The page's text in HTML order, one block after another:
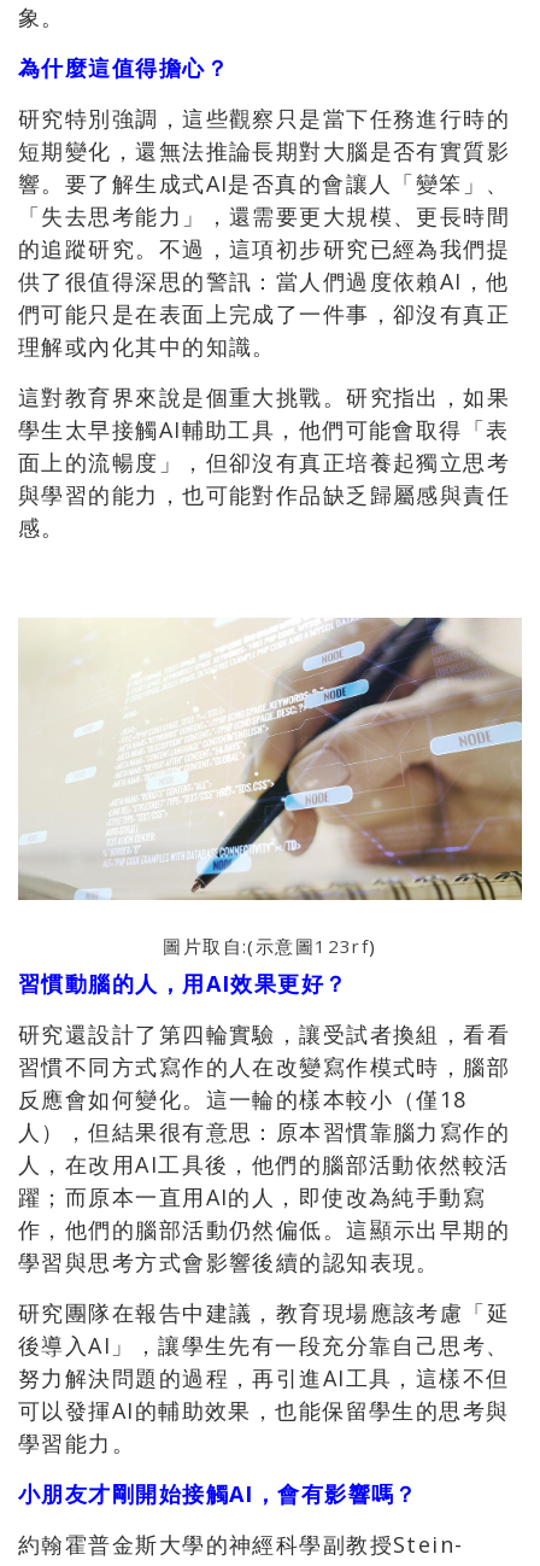
象。
為什麼這值得擔心？
研究特別強調，這些觀察只是當下任務進行時的
短期變化，還無法推論長期對大腦是否有實質影
響。要了解生成式AI是否真的會讓人「變笨」、
「失去思考能力」，還需要更大規模、更長時間
的追蹤研究。不過，這項初步研究已經為我們提
供了很值得深思的警訊：當人們過度依賴AI，他
們可能只是在表面上完成了一件事，卻沒有真正
理解或內化其中的知識。
這對教育界來說是個重大挑戰。研究指出，如果
學生太早接觸AI輔助工具，他們可能會取得「表
面上的流暢度」，但卻沒有真正培養起獨立思考
與學習的能力，也可能對作品缺乏歸屬感與責任
感。
圖片取自:(示意圖123rf)
習慣動腦的人，用AI效果更好？
研究還設計了第四輪實驗，讓受試者換組，看看
習慣不同方式寫作的人在改變寫作模式時，腦部
反應會如何變化。這一輪的樣本較小（僅18
人），但結果很有意思：原本習慣靠腦力寫作的
人，在改用AI工具後，他們的腦部活動依然較活
躍；而原本一直用AI的人，即使改為純手動寫
作，他們的腦部活動仍然偏低。這顯示出早期的
學習與思考方式會影響後續的認知表現。
研究團隊在報告中建議，教育現場應該考慮「延
後導入AI」，讓學生先有一段充分靠自己思考、
努力解決問題的過程，再引進AI工具，這樣不但
可以發揮AI的輔助效果，也能保留學生的思考與
學習能力。
小朋友才剛開始接觸AI，會有影響嗎？
約翰霍普金斯大學的神經科學副教授Stein-